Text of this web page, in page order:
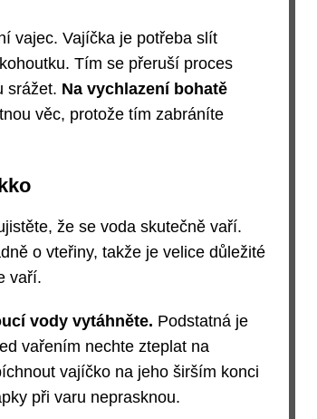
vajec. Vajíčka je potřeba slít
Tím se přeruší proces
srážet. Na vychlazení bohatě
věc, protože tím zabráníte
že se voda skutečně vaří.
o vteřiny, takže je velice důležité
vaří.
vody vytáhněte. Podstatná je
vařením nechte zteplat na
vajíčko na jeho širším konci
při varu neprasknou.